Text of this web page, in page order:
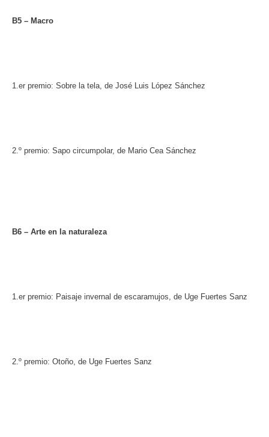
B5 – Macro
1.er premio: Sobre la tela, de José Luis López Sánchez
2.º premio: Sapo circumpolar, de Mario Cea Sánchez
B6 – Arte en la naturaleza
1.er premio: Paisaje invernal de escaramujos, de Uge Fuertes Sanz
2.º premio: Otoño, de Uge Fuertes Sanz